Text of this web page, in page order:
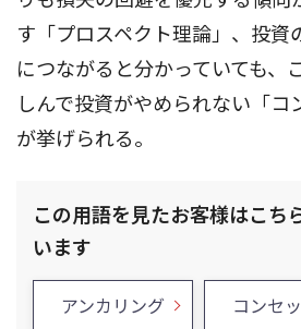
す「プロスペクト理論」、投資
につながると分かっていても、
しんで投資がやめられない「
が挙げられる。
この用語を見たお客様はこち
います
アンカリング コンセ